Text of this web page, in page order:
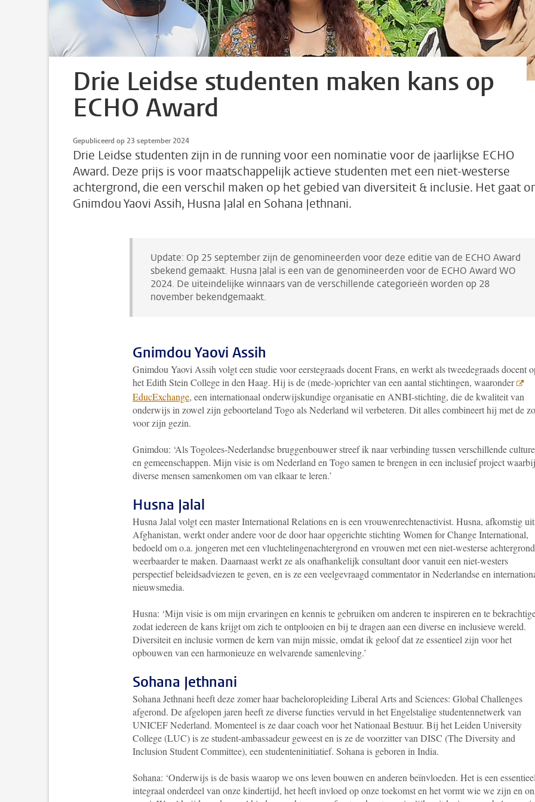
Drie Leidse studenten maken kans op
ECHO Award
Gepubliceerd op 23 september 2024
Drie Leidse studenten zijn in de running voor een nominatie voor de jaarlijkse ECHO
Award. Deze prijs is voor maatschappelijk actieve studenten met een niet-westerse
achtergrond, die een verschil maken op het gebied van diversiteit & inclusie. Het gaat
Gnimdou Yaovi Assih, Husna Jalal en Sohana Jethnani.
Update: Op 25 september zijn de genomineerden voor deze editie van de ECHO Award
sbekend gemaakt. Husna Jalal is een van de genomineerden voor de ECHO Award WO
2024. De uiteindelijke winnaars van de verschillende categorieën worden op 28
november bekendgemaakt.
Gnimdou Yaovi Assih
Gnimdou Yaovi Assih volgt een studie voor eerstegraads docent Frans, en werkt als tweedegraads docent
het Edith Stein College in den Haag. Hij is de (mede-)oprichter van een aantal stichtingen, waaronder
EducExchange, een internationaal onderwijskundige organisatie en ANBI-stichting, die de kwaliteit van
onderwijs in zowel zijn geboorteland Togo als Nederland wil verbeteren. Dit alles combineert hij met de
voor zijn gezin.
Gnimdou: ‘Als Togolees-Nederlandse bruggenbouwer streef ik naar verbinding tussen verschillende
en gemeenschappen. Mijn visie is om Nederland en Togo samen te brengen in een inclusief project waarbij
diverse mensen samenkomen om van elkaar te leren.’
Husna Jalal
Husna Jalal volgt een masterInternational Relationsen is een vrouwenrechtenactivist. Husna, afkomstig uit
Afghanistan, werkt onder andere voor de door haar opgerichte stichting Women for Change International,
bedoeld om o.a. jongeren met een vluchtelingenachtergrond en vrouwen met een niet-westerse achtergrond
weerbaarder te maken. Daarnaast werkt ze als onafhankelijk consultant door vanuit een niet-westers
perspectief beleidsadviezen te geven, en is ze een veelgevraagd commentator in Nederlandse en
nieuwsmedia.
Husna: ‘Mijn visie is om mijn ervaringen en kennis te gebruiken om anderen te inspireren en te
zodat iedereen de kans krijgt om zich te ontplooien en bij te dragen aan een diverse en inclusieve wereld.
Diversiteit en inclusie vormen de kern van mijn missie, omdat ik geloof dat ze essentieel zijn voor het
opbouwen van een harmonieuze en welvarende samenleving.’
Sohana Jethnani
Sohana Jethnani heeft deze zomer haar bacheloropleiding Liberal Arts and Sciences: Global Challenges
afgerond. De afgelopen jaren heeft ze diverse functies vervuld in het Engelstalige studentennetwerk van
UNICEF Nederland. Momenteel is ze daar coach voor het Nationaal Bestuur. Bij het Leiden University
College (LUC) is ze student-ambassadeur geweest en is ze de voorzitter van DISC (The Diversity and
Inclusion Student Committee), een studenteninitiatief. Sohana is geboren in India.
Sohana: ‘Onderwijs is de basis waarop we ons leven bouwen en anderen beïnvloeden. Het is een
integraal onderdeel van onze kindertijd, het heeft invloed op onze toekomst en het vormt wie we zijn en